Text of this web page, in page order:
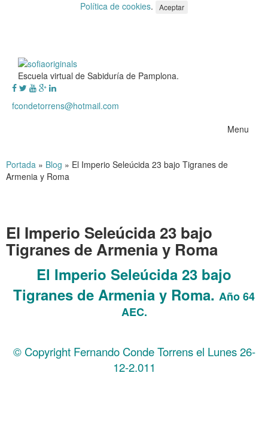
Política de cookies. Aceptar
Escuela virtual de Sabiduría de Pamplona.
fcondetorrens@hotmail.com
Menu
Portada » Blog » El Imperio Seleúcida 23 bajo Tigranes de
Armenia y Roma
El Imperio Seleúcida 23 bajo
Tigranes de Armenia y Roma
El Imperio Seleúcida 23 bajo
Tigranes de Armenia y Roma. Año 64
AEC.
© Copyright Fernando Conde Torrens el Lunes 26-
12-2.011